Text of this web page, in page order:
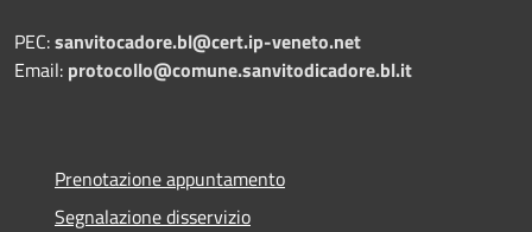
PEC:sanvitocadore.bl@cert.ip-veneto.net
Email: protocollo@comune.sanvitodicadore.bl.it
Prenotazione appuntamento
Segnalazione disservizio